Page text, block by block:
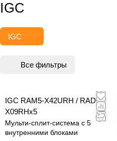
IGC
IGC
Все фильтры
IGC RAM5-X42URH / RAD-
X09RHx5
Мульти-сплит-система с 5
внутренними блоками